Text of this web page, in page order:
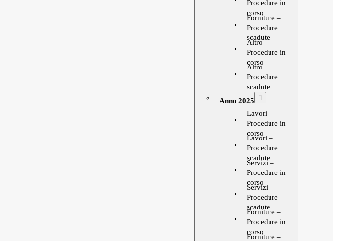
Procedure in
corso
Forniture –
Procedure
scadute
Altro –
Procedure in
corso
Altro –
Procedure
scadute
Anno 2025
Lavori –
Procedure in
corso
Lavori –
Procedure
scadute
Servizi –
Procedure in
corso
Servizi –
Procedure
scadute
Forniture –
Procedure in
corso
Forniture –